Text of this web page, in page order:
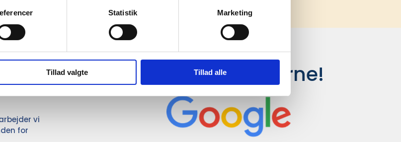
Statistik Marketing
Tillad valgte Tillad alle
vi
for
Det siger kunderne!